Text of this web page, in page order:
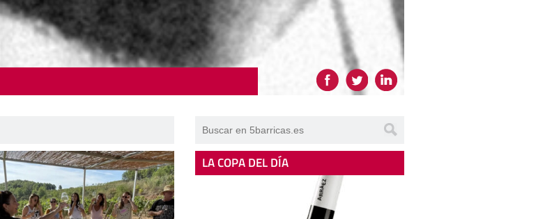
LA COPA DEL DÍA